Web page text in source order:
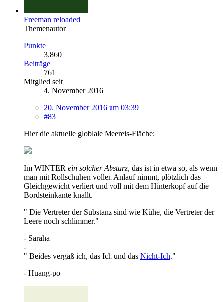
Freeman reloaded
Themenautor
Punkte
3.860
Beiträge
761
Mitglied seit
4. November 2016
20. November 2016 um 03:39
#83
Hier die aktuelle globlale Meereis-Fläche:
Im WINTER ein solcher Absturz, das ist in etwa so, als wenn
man mit Rollschuhen vollen Anlauf nimmt, plötzlich das
Gleichgewicht verliert und voll mit dem Hinterkopf auf die
Bordsteinkante knallt.
" Die Vertreter der Substanz sind wie Kühe, die Vertreter der
Leere noch schlimmer."
- Saraha
-
" Beides vergaß ich, das Ich und das Nicht-Ich."
- Huang-po